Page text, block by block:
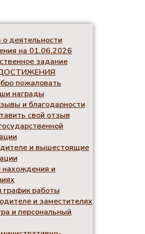
о деятельности
на 01.06.2026
задание
пожаловать
награды
и благодарности
свой отзыв
и вышестоящие
и
работы
и заместителях
и персональный